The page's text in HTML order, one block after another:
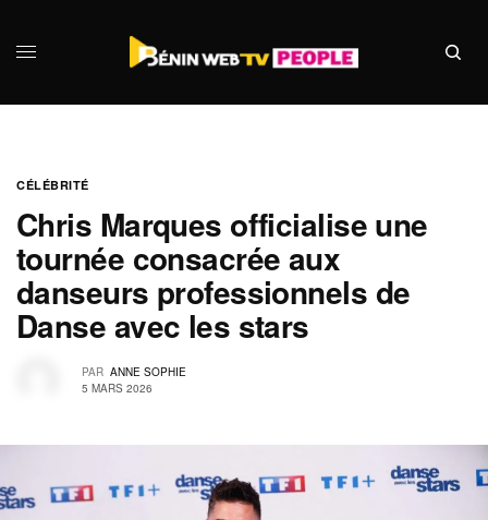
CÉLÉBRITÉ
Chris Marques officialise une
tournée consacrée aux
danseurs professionnels de
Danse avec les stars
PAR ANNE SOPHIE
5 MARS 2026